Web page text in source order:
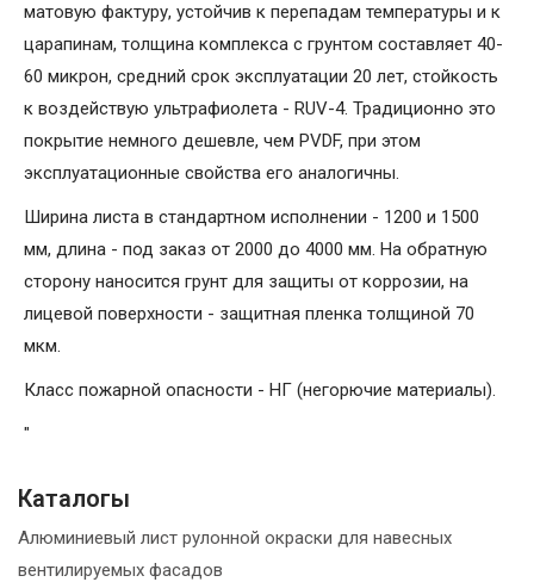
матовую фактуру, устойчив к перепадам температуры и к
царапинам, толщина комплекса с грунтом составляет 40-
60 микрон, средний срок эксплуатации 20 лет, стойкость
к воздействую ультрафиолета - RUV-4. Традиционно это
покрытие немного дешевле, чем PVDF, при этом
эксплуатационные свойства его аналогичны.
Ширина листа в стандартном исполнении - 1200 и 1500
мм, длина - под заказ от 2000 до 4000 мм. На обратную
сторону наносится грунт для защиты от коррозии, на
лицевой поверхности - защитная пленка толщиной 70
мкм.
Класс пожарной опасности - НГ (негорючие материалы).
"
Каталогы
Алюминиевый лист рулонной окраски для навесных
вентилируемых фасадов